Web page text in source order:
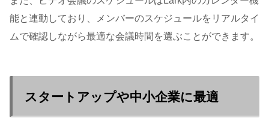
能と連動しており、メンバーのスケジュールをリアルタイ
ムで確認しながら最適な会議時間を選ぶことができます。
スタートアップや中小企業に最適